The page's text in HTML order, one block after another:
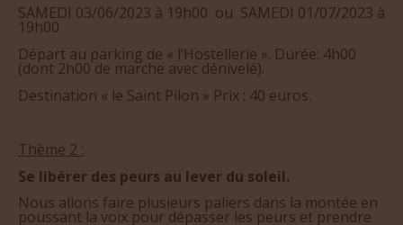
SAMEDI 03/06/2023 à 19h00 ou SAMEDI 01/07/2023 à
19h00
Départ au parking de « l’Hostellerie ». Durée: 4h00
(dont 2h00 de marche avec dénivelé).
Destination « le Saint Pilon » Prix : 40 euros.
Thème 2 :
Se libérer des peurs au lever du soleil.
Nous allons faire plusieurs paliers dans la montée en
poussant la voix pour dépasser les peurs et prendre